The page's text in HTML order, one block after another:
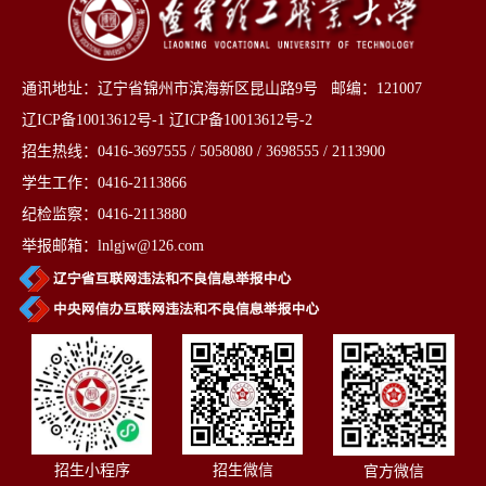
通讯地址：辽宁省锦州市滨海新区昆山路9号 邮编：121007
辽ICP备10013612号-1 辽ICP备10013612号-2
招生热线：0416-3697555 / 5058080 / 3698555 / 2113900
学生工作：0416-2113866
纪检监察：0416-2113880
举报邮箱：lnlgjw@126.com
招生小程序 招生微信 官方微信